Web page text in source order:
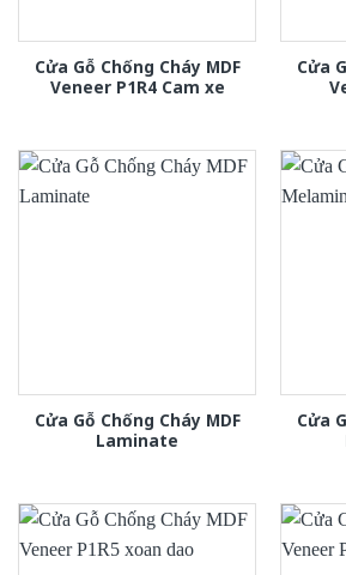
Cửa Gỗ Chống Cháy MDF
Veneer P1R4 Cam xe
Cửa
Cửa Gỗ Chống Cháy MDF
Laminate
Cửa